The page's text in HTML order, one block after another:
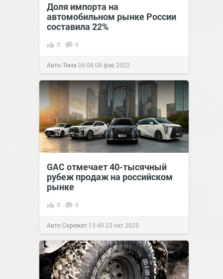
Доля импорта на
автомобильном рынке России
составила 22%
0 0
Авто-Тема 06:08 08 фев 2022
GAC отмечает 40-тысячный
рубеж продаж на российском
рынке
0 0
Авто Скрежет 13:40 23 окт 2025